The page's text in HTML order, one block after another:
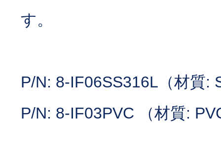
す。
P/N: 8-IF06SS316L（材質:
P/N: 8-IF03PVC （材質: